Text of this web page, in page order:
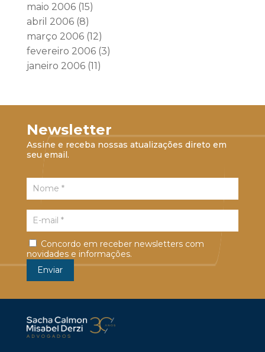
maio 2006(15)
abril 2006(8)
março 2006(12)
fevereiro 2006(3)
janeiro 2006(11)
Newsletter
Assine e receba nossas atualizações direto em
seu email.
Concordo em receber newsletters com
novidades e informações.